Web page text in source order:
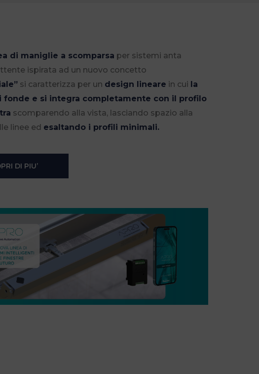
di maniglie a scomparsa per sistemi anta
ispirata ad un nuovo concetto
si caratterizza per un design lineare in cui la
fonde e si integra completamente con il profilo
scomparendo alla vista, lasciando spazio alla
linee ed esaltando i profili minimali.
DI PIU’